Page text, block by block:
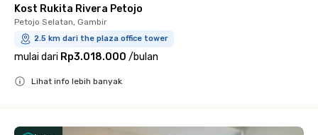
Kost Rukita Rivera Petojo
Petojo Selatan, Gambir
2.5 km dari the plaza office tower
mulai dari Rp3.018.000 /bulan
Lihat info lebih banyak